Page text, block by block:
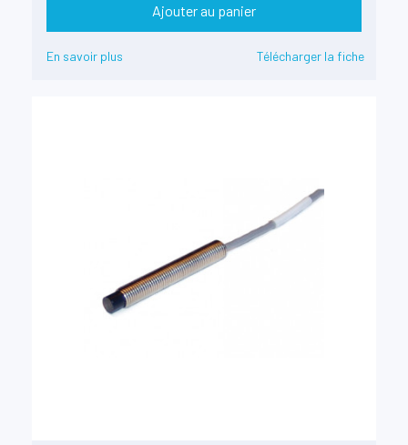
Ajouter au panier
En savoir plus Télécharger la fiche